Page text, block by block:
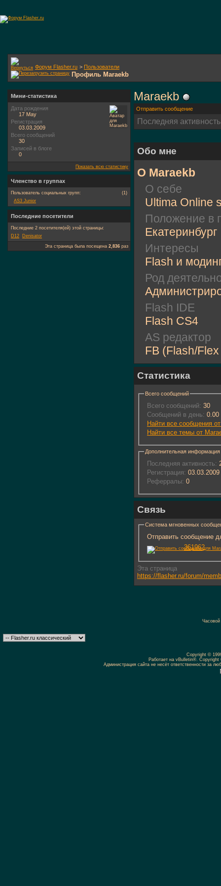
Форум Flasher.ru > Пользователи
Профиль Maraekb
Maraekb
Отправить сообщение
Последняя
Обо мне
О Maraekb
О себе
Ultima Online
Положение в
Екатеринбург
Интересы
Flash и
Род
Flash IDE
Flash CS4
AS редактор
FB (Flash/
Статистика
Всего сообщений
Всего сообщений: 30
Сообщений в день: 0.00
Найти все сообщения
Найти все темы от
Дополнительная информация
Последняя активность:
Регистрация: 03.03.2009
Реферралы: 0
Связь
Система мгновенных
Отправить сообщение
361962
Эта страница
https://flasher.ru/forum/
Мини-статистика
Дата рождения
17 May
Регистрация
03.03.2009
Всего сообщений
30
Записей в блоге
0
Показать всю статистику
Членство в группах
(1)
Пользователь социальных групп:
AS3 Junior
Последние посетители
Последние 2 посетителя(ей) этой страницы:
D12
Denisator
Эта страница была посещена 2,836 раз
Copyright ©
Работает на vBulletin®.
Администрация сайта не несёт ответственности за